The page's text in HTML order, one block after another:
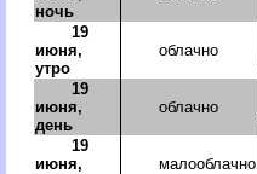
ночь
19
июня,
утро
облачно
19
июня,
день
облачно
19
июня,
малооблачно